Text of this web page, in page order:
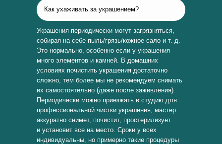
Как ухаживать за украшением?
Украшения периодически могут загрязняться,
собирая на себе пыль/грязь/кожное сало и т. д.
Это нормально, особенно если у украшения
много элементов и камней. В домашних
условиях почистить украшения достаточно
сложно, тем более мы не рекомендуем снимать
их самостоятельно (даже после заживления).
Периодически можно приезжать в студию для
профессиональной чистки украшения, мастер
аккуратно снимет, почистит, простерилизует
и установит все на место. Сроки у всех
индивидуальны, но примерно такие процедуры